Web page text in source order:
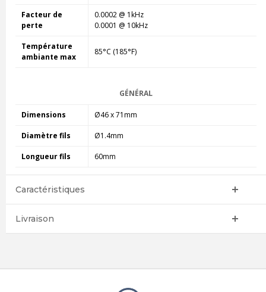
Facteur de
perte
0.0002 @ 1kHz
0.0001 @ 10kHz
Température
ambiante max
85°C (185°F)
GÉNÉRAL
Dimensions Ø46 x 71mm
Diamètre fils Ø1.4mm
Longueur fils 60mm
Caractéristiques
Livraison